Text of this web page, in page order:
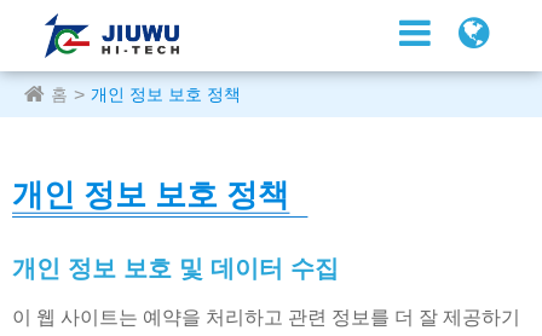
홈 개인 정보 보호 정책
개인 정보 보호 정책
개인 정보 보호 및 데이터 수집
이 웹 사이트는 예약을 처리하고 관련 정보를 더 잘 제공하기